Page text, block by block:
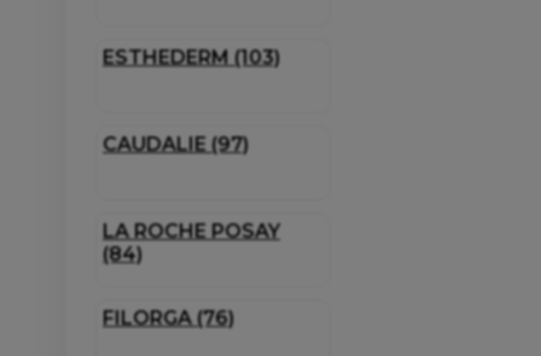
ESTHEDERM (103)
CAUDALIE (97)
LA ROCHE POSAY
(84)
FILORGA (76)